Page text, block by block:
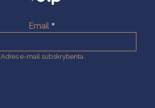
Email
Adres e-mail subskrybenta.